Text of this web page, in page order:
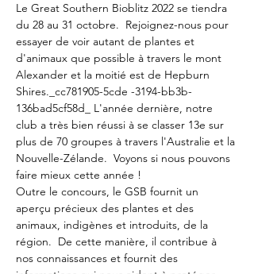
Le Great Southern Bioblitz 2022 se tiendra
du 28 au 31 octobre.  Rejoignez-nous pour
essayer de voir autant de plantes et
d'animaux que possible à travers le mont
Alexander et la moitié est de Hepburn
Shires._cc781905-5cde -3194-bb3b-
136bad5cf58d_ L'année dernière, notre
club a très bien réussi à se classer 13e sur
plus de 70 groupes à travers l'Australie et la
Nouvelle-Zélande.  Voyons si nous pouvons
faire mieux cette année !
Outre le concours, le GSB fournit un
aperçu précieux des plantes et des
animaux, indigènes et introduits, de la
région.  De cette manière, il contribue à
nos connaissances et fournit des